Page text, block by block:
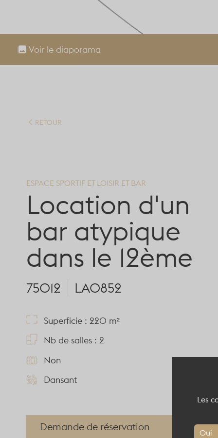
Voir le diaporama
RETOUR
ESPACE SPORTIF ET LOISIR ET BAR
Location d'un
bar atypique
dans le 12ème
75012 LA0852
Superficie : 220 m²
Nb de salles : 2
Non
Dansant
Demande de réservation
Les
Oui